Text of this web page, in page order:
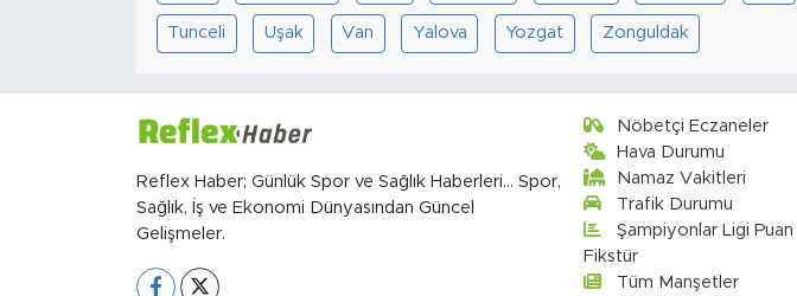
Tunceli Uşak Van Yalova Yozgat Zonguldak
Reflex Haber; Günlük Spor ve Sağlık Haberleri... Spor,
Sağlık, İş ve Ekonomi Dünyasından Güncel
Gelişmeler.
Nöbetçi Eczaneler
Hava Durumu
Namaz Vakitleri
Trafik Durumu
Şampiyonlar Ligi
Fikstür
Tüm Manşetler